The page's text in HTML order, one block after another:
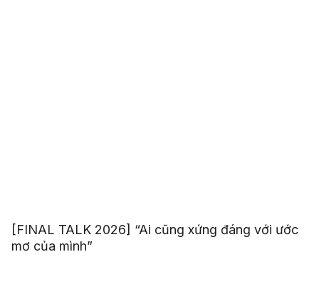
[FINAL TALK 2026] “Ai cũng xứng đáng với ước
mơ của mình”